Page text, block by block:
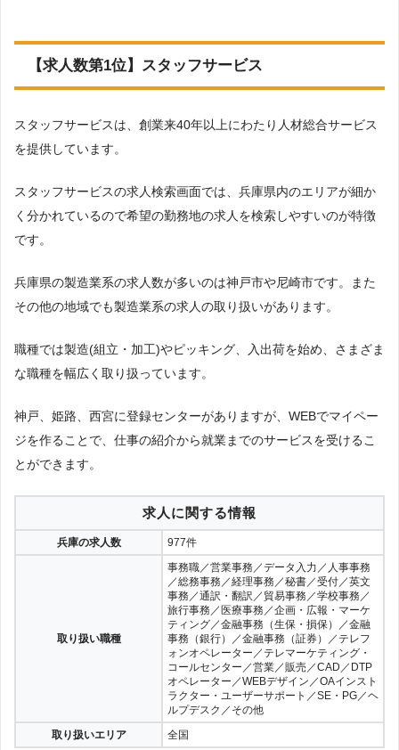
12 ビート 50件
13 ジョブジョバ 41件
パソナ 29件
16
17 クルース 24件
17 アデコ 24件
19 日総工産 19件
株式会社アソウ・ヒューマ
ニーセンター
22 ＳＧフィルダー
キャリアトラスト 11件
シグマスタッフ
6件
4件
1件
1件
27 ジョブス 1件
に「該当地域 派遣会社」と検索した際に掲載されていた本社をもつ派遣会社を
対象としています。※ただし求人数が0件の場合・該当地域が対象エリア外で
あった場合はランキングから除いております。
上記で調査対象とした派遣会社がWEBサイトで公開している求人のうち、「条
した。
【求人数第1位】スタッフサービス
スタッフサービスは、創業来40年以上にわたり人材総合サービス
を提供しています。
スタッフサービスの求人検索画面では、兵庫県内のエリアが細か
く分かれているので希望の勤務地の求人を検索しやすいのが特徴
です。
兵庫県の製造業系の求人数が多いのは神戸市や尼崎市です。また
その他の地域でも製造業系の求人の取り扱いがあります。
職種では製造(組立・加工)やピッキング、入出荷を始め、さまざま
な職種を幅広く取り扱っています。
神戸、姫路、西宮に登録センターがありますが、WEBでマイペー
ジを作ることで、仕事の紹介から就業までのサービスを受けるこ
とができます。
求人に関する情報
兵庫の求人数 977件
取り扱い職種
事務職／営業事務／データ入力／人事事務
／総務事務／経理事務／秘書／受付／英文
事務／通訳・翻訳／貿易事務／学校事務／
旅行事務／医療事務／企画・広報・マーケ
ティング／金融事務（生保・損保）／金融
事務（銀行）／金融事務（証券）／テレフ
ォンオペレーター／テレマーケティング・
コールセンター／営業／販売／CAD／DTP
オペレーター／WEBデザイン／OAインスト
ラクター・ユーザーサポート／SE・PG／ヘ
ルプデスク／その他
取り扱いエリア
全国